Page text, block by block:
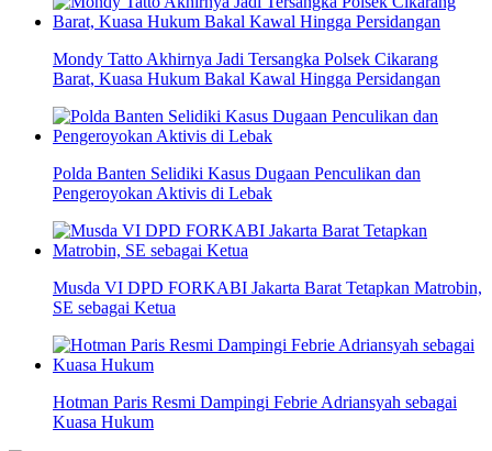
Mondy Tatto Akhirnya Jadi Tersangka Polsek Cikarang
Barat, Kuasa Hukum Bakal Kawal Hingga Persidangan
Polda Banten Selidiki Kasus Dugaan Penculikan dan
Pengeroyokan Aktivis di Lebak
Musda VI DPD FORKABI Jakarta Barat Tetapkan Matrobin,
SE sebagai Ketua
Hotman Paris Resmi Dampingi Febrie Adriansyah sebagai
Kuasa Hukum